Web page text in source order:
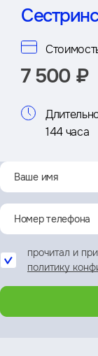
7 500 ₽
144 часа
прочитал и
политику